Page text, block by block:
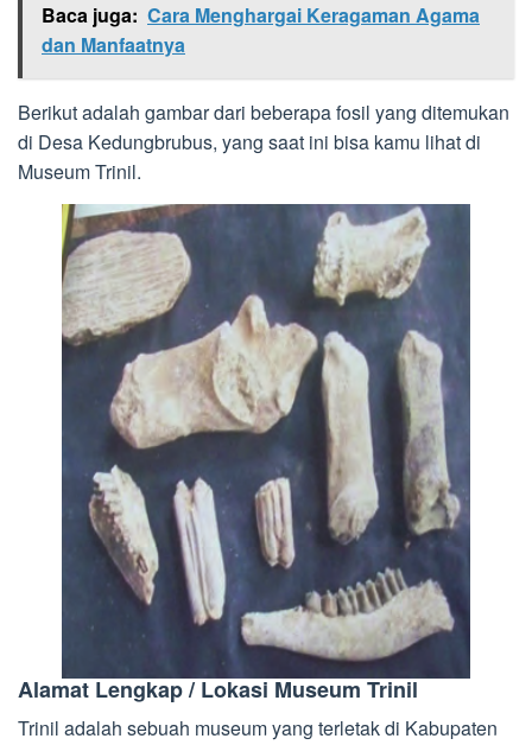
Baca juga: Cara Menghargai Keragaman Agama
dan Manfaatnya
Berikut adalah gambar dari beberapa fosil yang ditemukan
di Desa Kedungbrubus, yang saat ini bisa kamu lihat di
Museum Trinil.
Alamat Lengkap / Lokasi Museum Trinil
Trinil adalah sebuah museum yang terletak di Kabupaten